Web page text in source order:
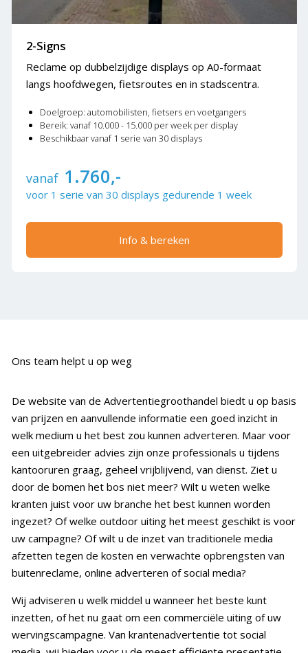
2-Signs
Reclame op dubbelzijdige displays op A0-formaat
langs hoofdwegen, fietsroutes en in stadscentra.
Doelgroep: automobilisten, fietsers en voetgangers
Bereik: vanaf 10.000 - 15.000 per week per display
Beschikbaar vanaf 1 serie van 30 displays
vanaf 1.760,-
voor 1 serie van 30 displays gedurende 1 week
Info & bereken
Ons team helpt u op weg
De website van de Advertentiegroothandel biedt u op basis
van prijzen en aanvullende informatie een goed inzicht in
welk medium u het best zou kunnen adverteren. Maar voor
een uitgebreider advies zijn onze professionals u tijdens
kantooruren graag, geheel vrijblijvend, van dienst. Ziet u
door de bomen het bos niet meer? Wilt u weten welke
kranten juist voor uw branche het best kunnen worden
ingezet? Of welke outdoor uiting het meest geschikt is voor
uw campagne? Of wilt u de inzet van traditionele media
afzetten tegen de kosten en verwachte opbrengsten van
buitenreclame, online adverteren of social media?
Wij adviseren u welk middel u wanneer het beste kunt
inzetten, of het nu gaat om een commerciële uiting of uw
wervingscampagne. Van krantenadvertentie tot social